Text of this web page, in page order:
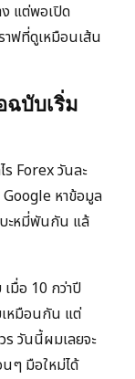
แต่พอเปิด
ฟที่ดูเหมือนเส้น
ฉบับเริ่ม
ร Forex วันละ
หาข้อมูล
ะหมี่พันกัน แล้
มื่อ 10 กว่าปี
หมือนกัน แต่
ร วันนี้ผมเลยจะ
ๆ มือใหม่ได้